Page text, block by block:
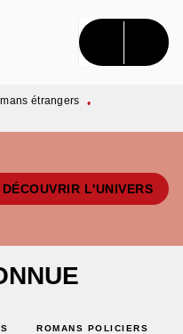
CONTENU
étrangers
•
DÉCOUVRIR L'UNIVERS
ROMANS POLICIERS